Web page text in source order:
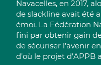
Navacelles, en 2017,
de slackline avait été
émoi. La Fédération
fini par obtenir gain
de sécuriser l’avenir
d’où le projet d’APPB